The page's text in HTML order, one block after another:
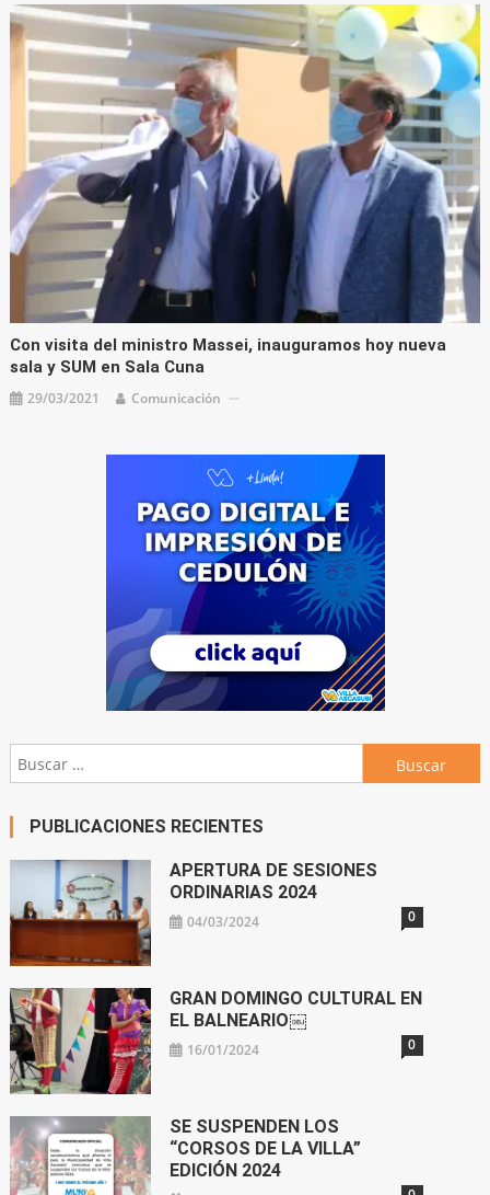
Con visita del ministro Massei, inauguramos hoy nueva
sala y SUM en Sala Cuna
29/03/2021 Comunicación
Buscar:
PUBLICACIONES RECIENTES
APERTURA DE SESIONES
ORDINARIAS 2024
04/03/2024 0
GRAN DOMINGO CULTURAL EN
EL BALNEARIO￼
16/01/2024 0
SE SUSPENDEN LOS
“CORSOS DE LA VILLA”
EDICIÓN 2024